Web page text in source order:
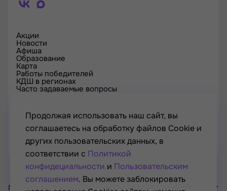
Акции
Новости
Афиша
Образование
Карта
Работы победителей
КДШ в регионах
Часто задаваемые вопросы
Проверка сертификата
Контакты
Проект Минкультуры России, Минпросвещения России
Продолжая использовать наш сайт, вы
соглашаетесь на обработку файлов Cookie и
других пользовательских данных, в
соответствии с Политикой
конфидециальности и Пользовательским
соглашением. Вы можете заблокировать